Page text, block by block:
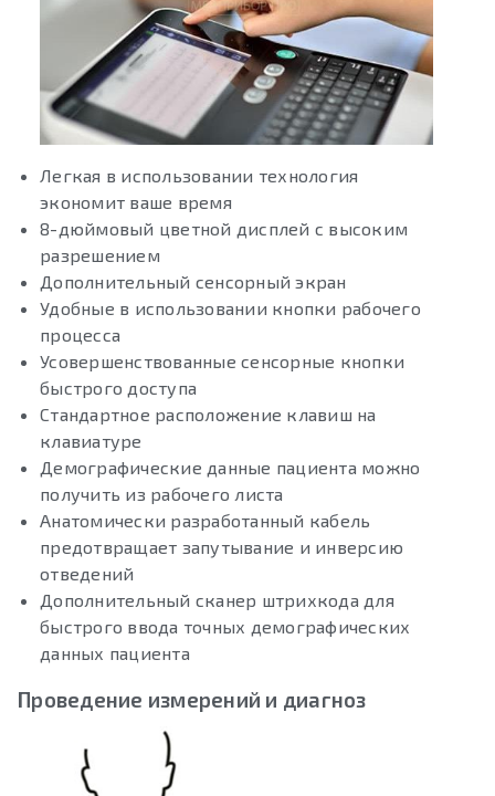
Легкая в использовании технология
экономит ваше время
8-дюймовый цветной дисплей с высоким
разрешением
Дополнительный сенсорный экран
Удобные в использовании кнопки рабочего
процесса
Усовершенствованные сенсорные кнопки
быстрого доступа
Стандартное расположение клавиш на
клавиатуре
Демографические данные пациента можно
получить из рабочего листа
Анатомически разработанный кабель
предотвращает запутывание и инверсию
отведений
Дополнительный сканер штрихкода для
быстрого ввода точных демографических
данных пациента
Проведение измерений и диагноз